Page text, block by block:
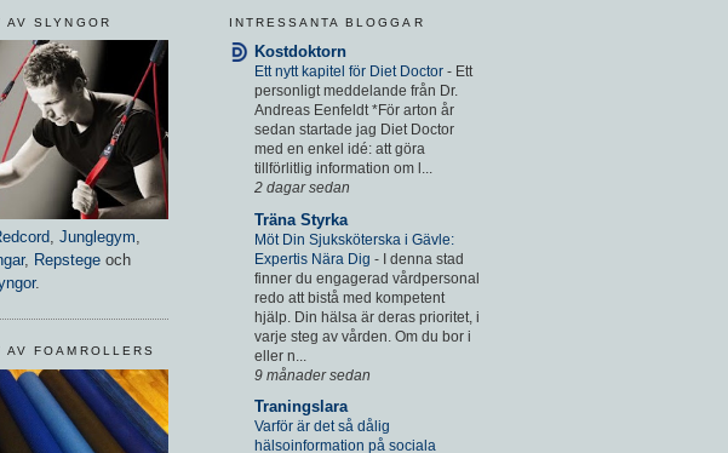
INTRESSANTA BLOGGAR
Kostdoktorn
Ett nytt kapitel för Diet Doctor - Ett
personligt meddelande från Dr.
Andreas Eenfeldt *För arton år
sedan startade jag Diet Doctor
med en enkel idé: att göra
tillförlitlig information om l...
2 dagar sedan
Träna Styrka
Möt Din Sjuksköterska i Gävle:
Expertis Nära Dig - I denna stad
finner du engagerad vårdpersonal
redo att bistå med kompetent
hjälp. Din hälsa är deras prioritet, i
varje steg av vården. Om du bor i
eller n...
9 månader sedan
Traningslara
Varför är det så dålig
hälsoinformation på sociala
AV SLYNGOR
, Junglegym,
, Repstege och
.
AV FOAMROLLERS